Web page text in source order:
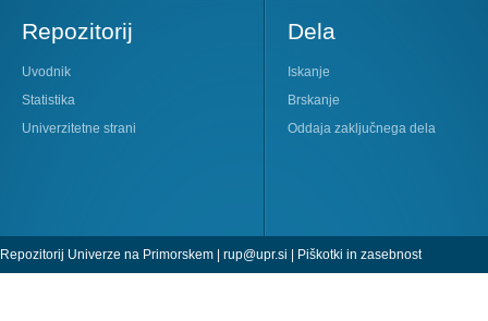
Repozitorij
Uvodnik
Statistika
Univerzitetne strani
Dela
Iskanje
Brskanje
Oddaja zaključnega dela
Repozitorij Univerze na Primorskem | rup@upr.si | Piškotki in zasebnost